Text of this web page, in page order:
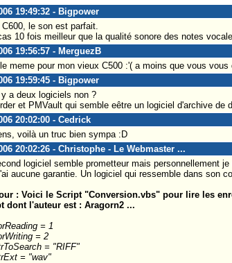
19:49:32 - Bigpower
le son est parfait.
10 fois meilleur que la qualité sonore des notes
19:56:57 - MerguezB
meme pour mon vieux C500 :'( a moins que vous
19:59:45 - Bigpower
a deux logiciels non ?
et PMVault qui semble eêtre un logiciel d'archive de
20:02:00 - Cedrick
voilà un truc bien sympa :D
20:02:26 - Christophe - Le Webmaster ...
logiciel semble prometteur mais personnellement
aucune garantie. Un logiciel qui ressemble dans son
: Voici le Script "Conversion.vbs" pour lire les
dont l'auteur est : Aragorn2 ...
= 1
= 2
= "RIFF"
= "wav"